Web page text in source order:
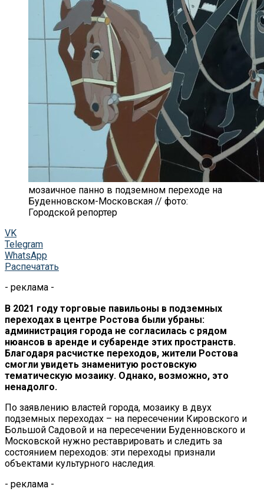
мозаичное панно в подземном переходе на
Буденновском-Московская // фото:
Городской репортер
VK
Telegram
WhatsApp
Распечатать
- реклама -
В 2021 году торговые павильоны в подземных
переходах в центре Ростова были убраны:
администрация города не согласилась с рядом
нюансов в аренде и субаренде этих пространств.
Благодаря расчистке переходов, жители Ростова
смогли увидеть знаменитую ростовскую
тематическую мозаику. Однако, возможно, это
ненадолго.
По заявлению властей города, мозаику в двух
подземных переходах – на пересечении Кировского и
Большой Садовой и на пересечении Буденновского и
Московской нужно реставрировать и следить за
состоянием переходов: эти переходы признали
объектами культурного наследия.
- реклама -